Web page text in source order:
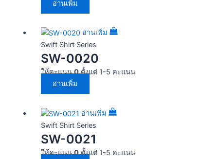
อ่านเพิ่ม
อ่านเพิ่ม
Swift Shirt Series
SW-0020
ให้คะแนน0ตั้งแต่ 1-5 คะแนน
อ่านเพิ่ม
อ่านเพิ่ม
Swift Shirt Series
SW-0021
ให้คะแนน0ตั้งแต่ 1-5 คะแนน